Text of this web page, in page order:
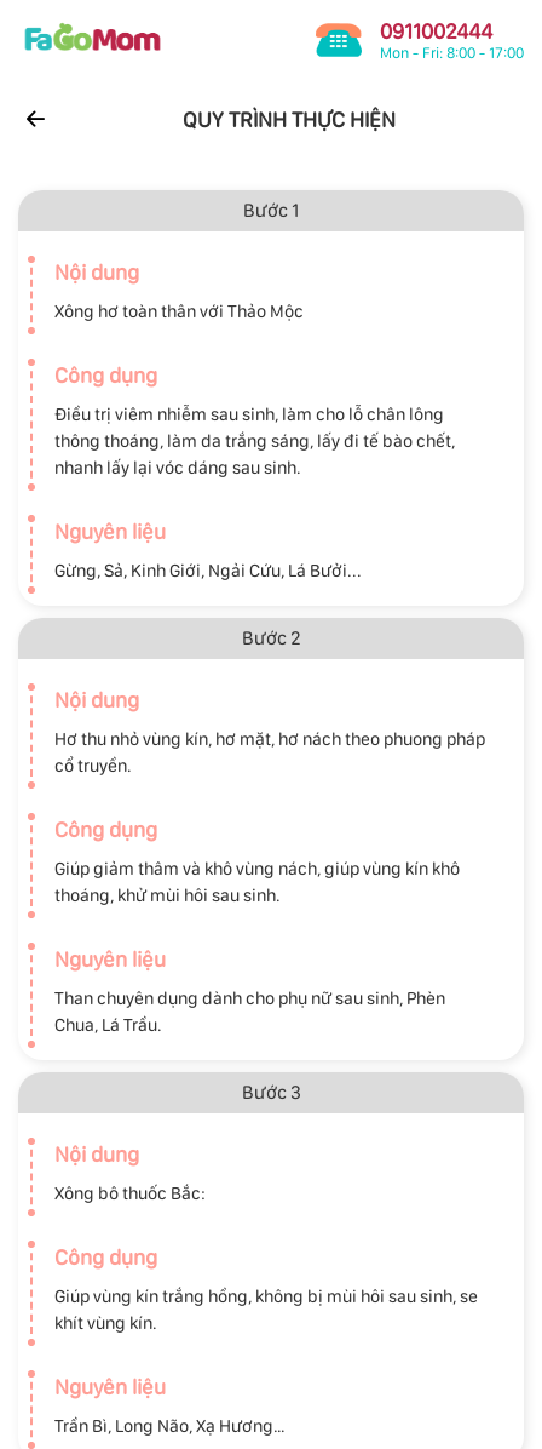
0911002444
Mon - Fri: 8:00 - 17:00
QUY TRÌNH THỰC HIỆN
Bước 1
Nội dung
Xông hơ toàn thân với Thảo Mộc
Công dụng
Điều trị viêm nhiễm sau sinh, làm cho lỗ chân lông
thông thoáng, làm da trắng sáng, lấy đi tế bào chết,
nhanh lấy lại vóc dáng sau sinh.
Nguyên liệu
Gừng, Sả, Kinh Giới, Ngải Cứu, Lá Bưởi...
Bước 2
Nội dung
Hơ thu nhỏ vùng kín, hơ mặt, hơ nách theo phuong pháp
cổ truyền.
Công dụng
Giúp giảm thâm và khô vùng nách, giúp vùng kín khô
thoáng, khử mùi hôi sau sinh.
Nguyên liệu
Than chuyên dụng dành cho phụ nữ sau sinh, Phèn
Chua, Lá Trầu.
Bước 3
Nội dung
Xông bô thuốc Bắc:
Công dụng
Giúp vùng kín trắng hồng, không bị mùi hôi sau sinh, se
khít vùng kín.
Nguyên liệu
Trần Bì, Long Não, Xạ Hương…